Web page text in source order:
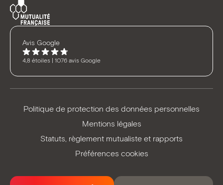
Avis Google
4,8 étoiles | 1076 avis Google
Politique de protection des données personnelles
Mentions légales
Statuts, règlement mutualiste et rapports
Préférences cookies